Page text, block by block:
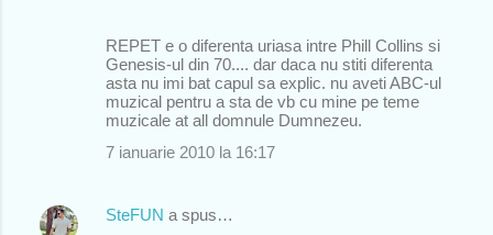
REPET e o diferenta uriasa intre Phill Collins si
Genesis-ul din 70.... dar daca nu stiti diferenta
asta nu imi bat capul sa explic. nu aveti ABC-ul
muzical pentru a sta de vb cu mine pe teme
muzicale at all domnule Dumnezeu.
7 ianuarie 2010 la 16:17
SteFUN a spus…